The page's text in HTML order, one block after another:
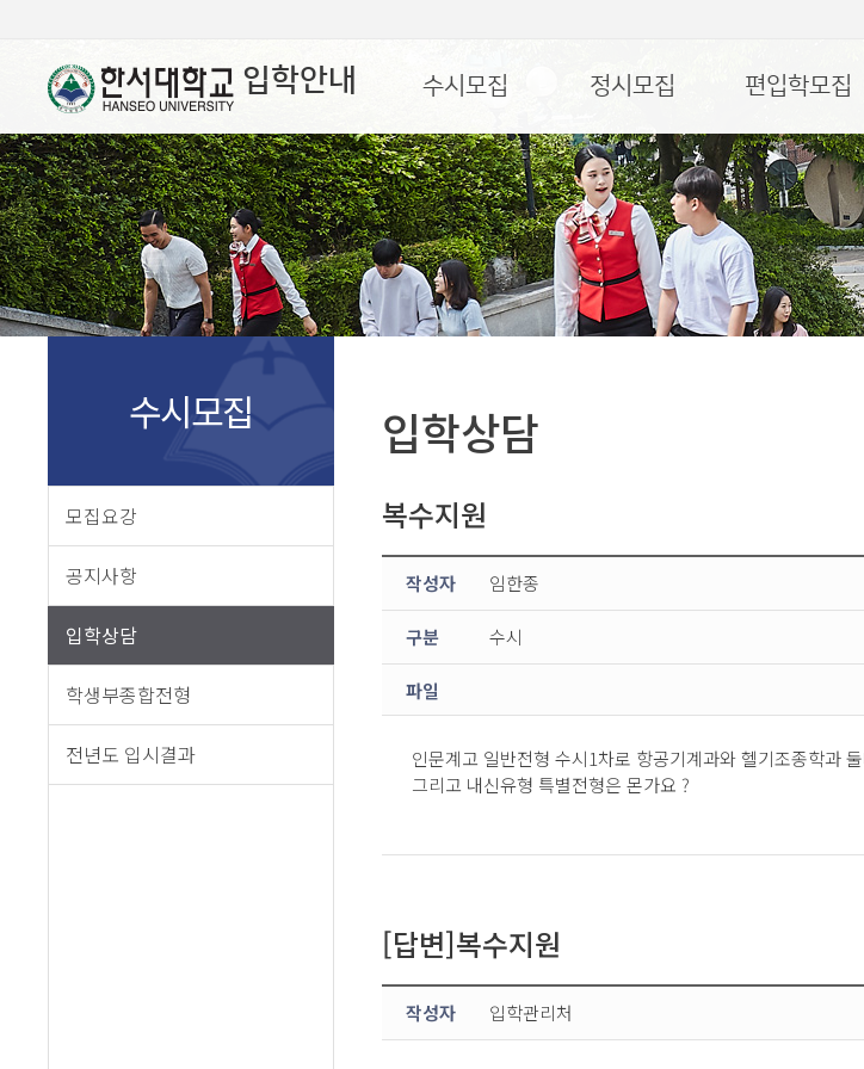
입학안내 수시모집 정시모집 편입학모집
수시모집
모집요강
공지사항
입학상담
학생부종합전형
전년도 입시결과
입학상담
복수지원
작성자 임한종
구분 수시
파일
인문계고 일반전형 수시1차로 항공기계과와 헬기조종학과
그리고 내신유형 특별전형은 몬가요 ?
[답변]복수지원
작성자 입학관리처